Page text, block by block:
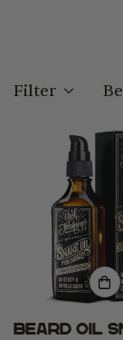
Filter
Beard Oil